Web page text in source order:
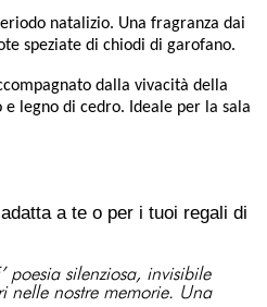
natalizio. Una fragranza dai
speziate di chiodi di garofano.
dalla vivacità della
legno di cedro. Ideale per la sala
a te o per i tuoi regali di
poesia silenziosa, invisibile
nelle nostre memorie. Una